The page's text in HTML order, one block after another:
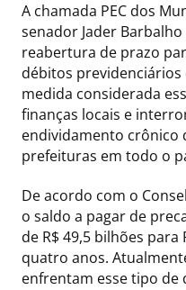
A chamada PEC dos
senador Jader
reabertura de prazo
débitos
medida considerada
finanças locais e
endividamento crônico
prefeituras em todo o
De acordo com o
o saldo a pagar de
de R$ 49,5 bilhões
quatro anos.
enfrentam esse tipo de